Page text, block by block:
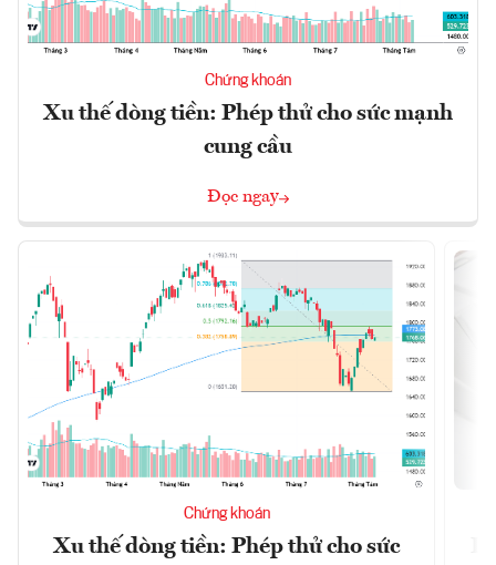
Chứng khoán
Xu thế dòng tiền: Phép thử cho sức mạnh
cung cầu
Đọc ngay
Chứng khoán
Xu thế dòng tiền: Phép thử cho sức